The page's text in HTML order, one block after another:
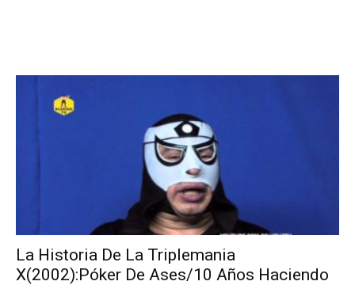
La Historia De La Triplemania
X(2002):Póker De Ases/10 Años Haciendo